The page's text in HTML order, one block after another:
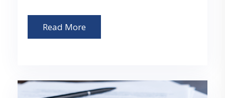
Read More